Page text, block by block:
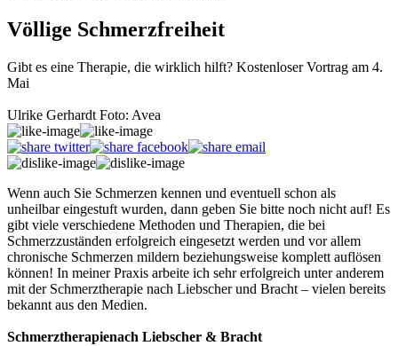
Völlige Schmerzfreiheit
Gibt es eine Therapie, die wirklich hilft? Kostenloser Vortrag am 4.
Mai
Ulrike Gerhardt Foto: Avea
Wenn auch Sie Schmerzen kennen und eventuell schon als
unheilbar eingestuft wurden, dann geben Sie bitte noch nicht auf! Es
gibt viele verschiedene Methoden und Therapien, die bei
Schmerzzuständen erfolgreich eingesetzt werden und vor allem
chronische Schmerzen mildern beziehungsweise komplett auflösen
können! In meiner Praxis arbeite ich sehr erfolgreich unter anderem
mit der Schmerztherapie nach Liebscher und Bracht – vielen bereits
bekannt aus den Medien.
Schmerztherapienach Liebscher & Bracht